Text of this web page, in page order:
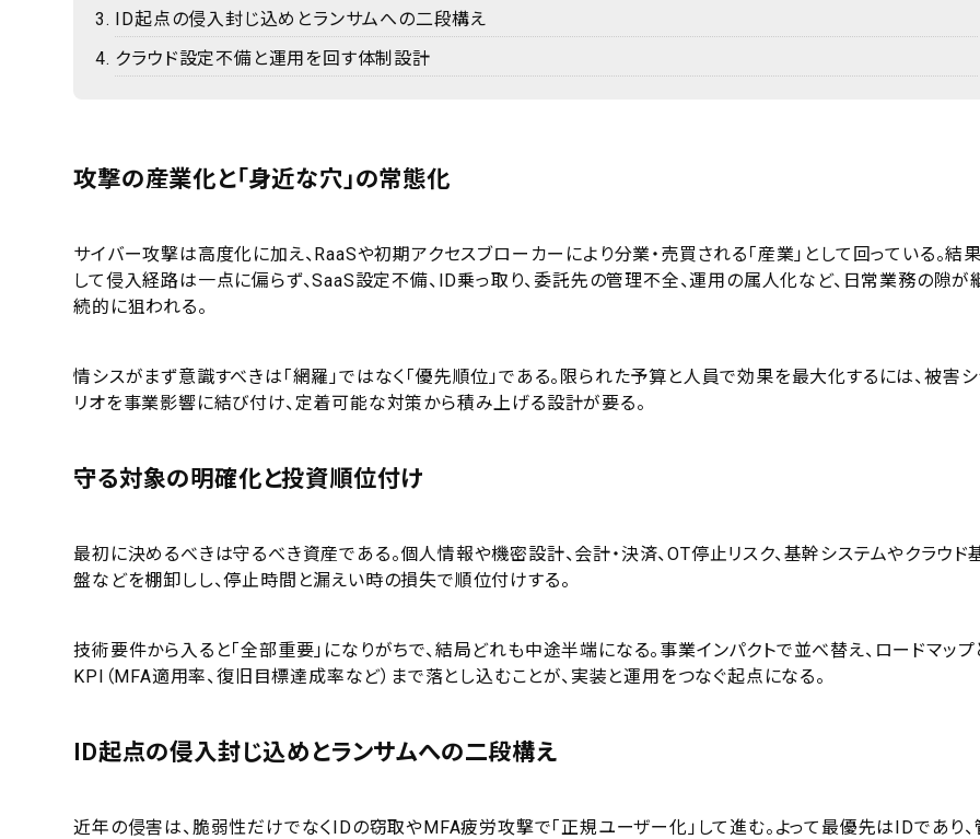
ID起点の侵入封じ込めとランサムへの二段構え
クラウド設定不備と運用を回す体制設計
攻撃の産業化と「身近な穴」の常態化
サイバー攻撃は高度化に加え、RaaSや初期アクセスブローカーにより分業・売買される「産業」として回っている。結
して侵入経路は一点に偏らず、SaaS設定不備、ID乗っ取り、委託先の管理不全、運用の属人化など、日常業務の隙が
続的に狙われる。
情シスがまず意識すべきは「網羅」ではなく「優先順位」である。限られた予算と人員で効果を最大化するには、被害
リオを事業影響に結び付け、定着可能な対策から積み上げる設計が要る。
守る対象の明確化と投資順位付け
最初に決めるべきは守るべき資産である。個人情報や機密設計、会計・決済、OT停止リスク、基幹システムやクラウド
盤などを棚卸しし、停止時間と漏えい時の損失で順位付けする。
技術要件から入ると「全部重要」になりがちで、結局どれも中途半端になる。事業インパクトで並べ替え、ロードマップ
KPI（MFA適用率、復旧目標達成率など）まで落とし込むことが、実装と運用をつなぐ起点になる。
ID起点の侵入封じ込めとランサムへの二段構え
近年の侵害は、脆弱性だけでなくIDの窃取やMFA疲労攻撃で「正規ユーザー化」して進む。よって最優先はIDであり、